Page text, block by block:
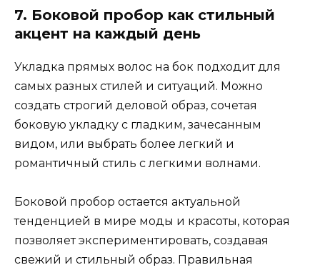
7. Боковой пробор как стильный
акцент на каждый день
Укладка прямых волос на бок подходит для
самых разных стилей и ситуаций. Можно
создать строгий деловой образ, сочетая
боковую укладку с гладким, зачесанным
видом, или выбрать более легкий и
романтичный стиль с легкими волнами.
Боковой пробор остается актуальной
тенденцией в мире моды и красоты, которая
позволяет экспериментировать, создавая
свежий и стильный образ. Правильная